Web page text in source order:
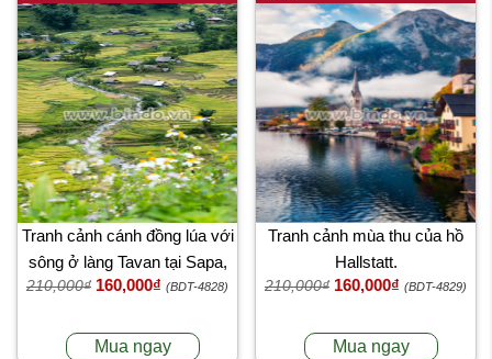
Tranh cảnh cánh đồng lúa với
sông ở làng Tavan tại Sapa,
Việt Nam
210,000₫ 160,000₫ (BDT-4828)
Mua ngay
Tranh cảnh mùa thu của hồ
Hallstatt.
210,000₫ 160,000₫ (BDT-4829)
Mua ngay